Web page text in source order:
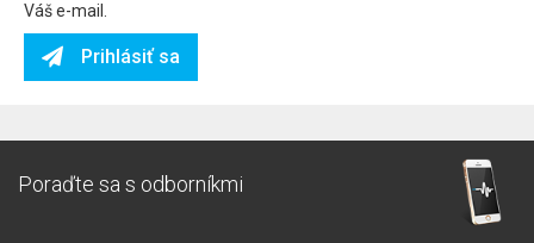
Váš e-mail.
Prihlásiť sa
Poraďte sa s odborníkmi